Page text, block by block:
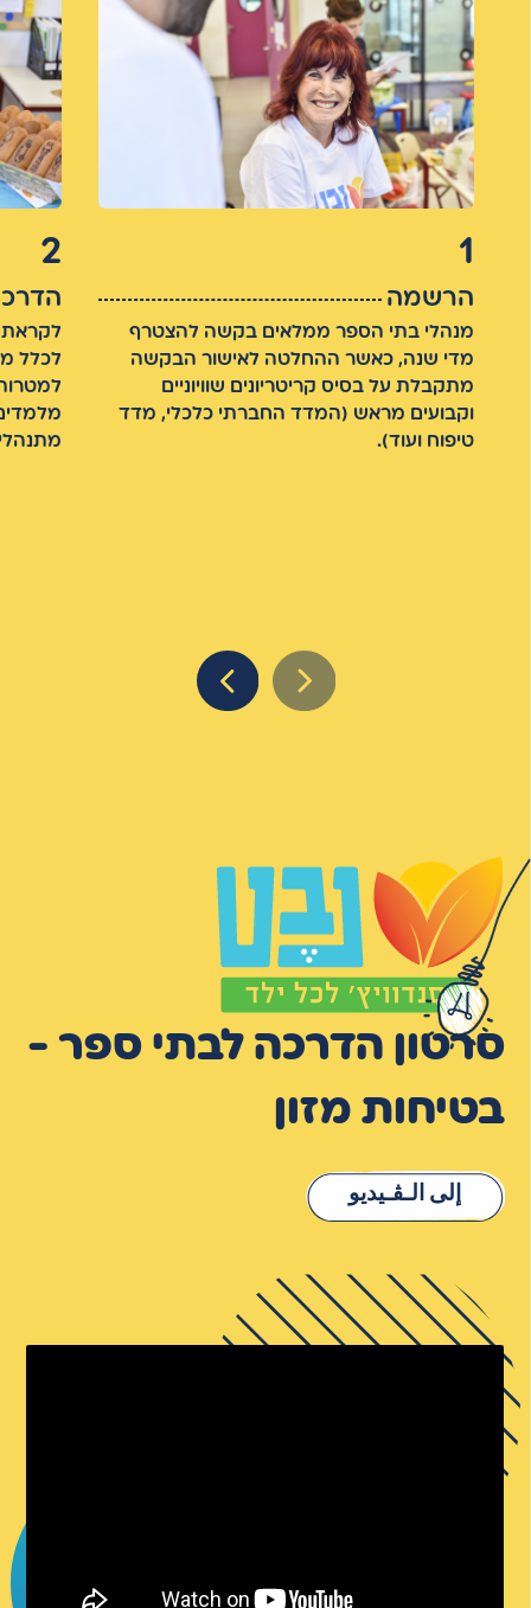
1
הרשמה
מנהלי בתי הספר ממלאים בקשה להצטרף
מדי שנה, כאשר ההחלטה לאישור הבקשה
מתקבלת על בסיס קריטריונים שוויוניים
וקבועים מראש (המדד החברתי כלכלי, מדד
טיפוח ועוד).
2
לקראת
לכלל
סרטון הדרכה לבתי ספר -
בטיחות מזון
إلى الـﭭـيديو